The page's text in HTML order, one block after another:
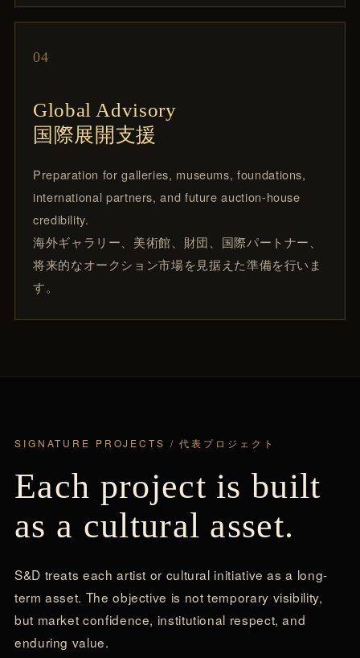
04
Global Advisory
国際展開支援
Preparation for galleries, museums, foundations,
international partners, and future auction-house
credibility.
海外ギャラリー、美術館、財団、国際パートナー、
将来的なオークション市場を見据えた準備を行いま
す。
SIGNATURE PROJECTS / 代表プロジェクト
Each project is built
as a cultural asset.
S&D treats each artist or cultural initiative as a long-
term asset. The objective is not temporary visibility,
but market confidence, institutional respect, and
enduring value.